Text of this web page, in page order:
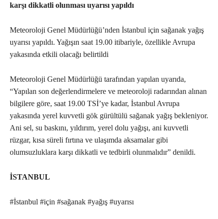
karşı dikkatli olunması uyarısı yapıldı
Meteoroloji Genel Müdürlüğü’nden İstanbul için sağanak yağış
uyarısı yapıldı. Yağışın saat 19.00 itibariyle, özellikle Avrupa
yakasında etkili olacağı belirtildi
Meteoroloji Genel Müdürlüğü tarafından yapılan uyarıda,
“Yapılan son değerlendirmelere ve meteoroloji radarından alınan
bilgilere göre, saat 19.00 TSİ’ye kadar, İstanbul Avrupa
yakasında yerel kuvvetli gök gürültülü sağanak yağış bekleniyor.
Ani sel, su baskını, yıldırım, yerel dolu yağışı, ani kuvvetli
rüzgar, kısa süreli fırtına ve ulaşımda aksamalar gibi
olumsuzluklara karşı dikkatli ve tedbirli olunmalıdır” denildi.
İSTANBUL
#İstanbul #için #sağanak #yağış #uyarısı